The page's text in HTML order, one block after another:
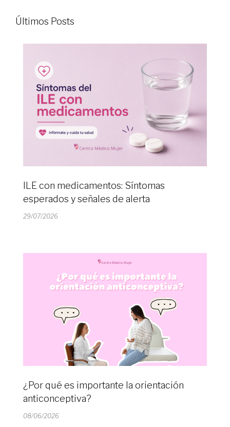
Últimos Posts
ILE con medicamentos: Síntomas
esperados y señales de alerta
29/07/2026
¿Por qué es importante la orientación
anticonceptiva?
08/06/2026